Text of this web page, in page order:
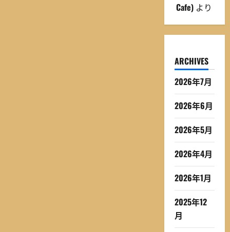
Cafe)より
ARCHIVES
2026年7月
2026年6月
2026年5月
2026年4月
2026年1月
2025年12
月